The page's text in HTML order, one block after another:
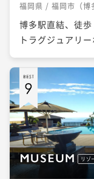
福岡県 / 福岡市（博
博多駅直結、徒
トラグジュアリー
リゾ